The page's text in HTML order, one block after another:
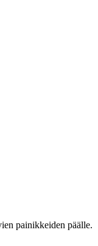
painikkeiden päälle.